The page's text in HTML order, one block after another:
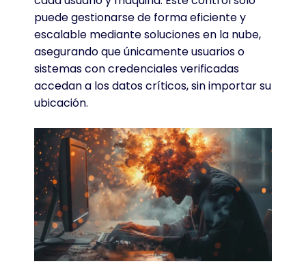
puede gestionarse de forma eficiente y
escalable mediante soluciones en la nube,
asegurando que únicamente usuarios o
sistemas con credenciales verificadas
accedan a los datos críticos, sin importar su
ubicación.